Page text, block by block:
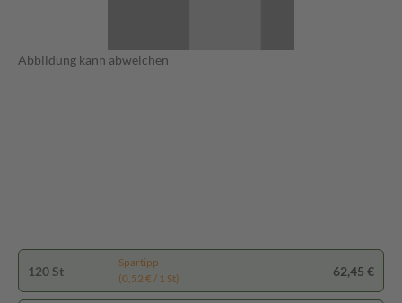
Abbildung kann abweichen
120 St
Spartipp
(0,52 € / 1 St)
62,45 €